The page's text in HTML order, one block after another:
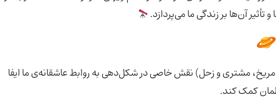
آن‌ها بر زندگی ما می‌پردازد.
مشتری و زحل) نقش خاصی در شکل‌دهی به روابط عاشقانه‌ی ما ایفا
کمک کند.